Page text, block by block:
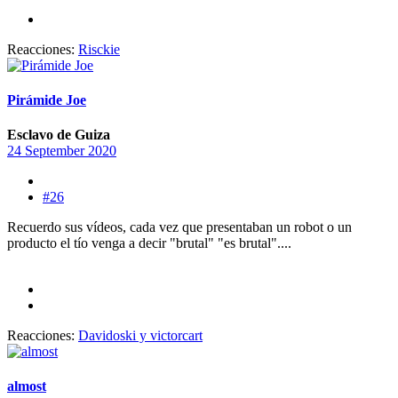
Reacciones: Risckie
Pirámide Joe
Esclavo de Guiza
24 September 2020
#26
Recuerdo sus vídeos, cada vez que presentaban un robot o un
producto el tío venga a decir "brutal" "es brutal"....
Reacciones: Davidoski y victorcart
almost